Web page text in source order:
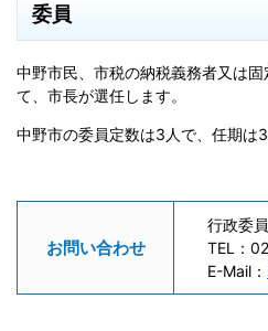
委員
中野市民、市税の納税義務者又は
て、市長が選任します。
中野市の委員定数は3人で、任期は3
お問い合わせ
行政委
TEL：
E-Mail：